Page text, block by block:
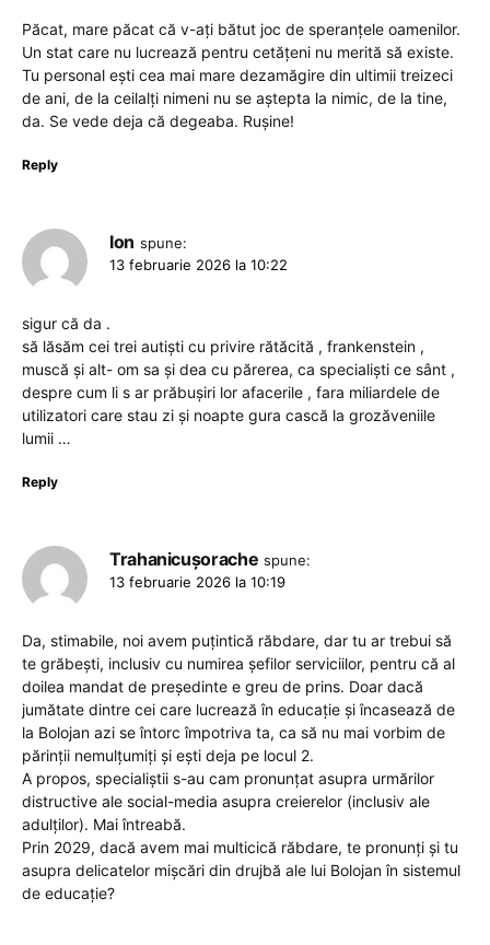
Păcat, mare păcat că v-ați bătut joc de speranțele oamenilor.
Un stat care nu lucrează pentru cetățeni nu merită să existe.
Tu personal ești cea mai mare dezamăgire din ultimii treizeci
de ani, de la ceilalți nimeni nu se aștepta la nimic, de la tine,
da. Se vede deja că degeaba. Rușine!
Reply
Ion spune:
13 februarie 2026 la 10:22
sigur că da .
să lăsăm cei trei autiști cu privire rătăcită , frankenstein ,
muscă și alt- om sa și dea cu părerea, ca specialiști ce sânt ,
despre cum li s ar prăbușiri lor afacerile , fara miliardele de
utilizatori care stau zi și noapte gura cască la grozăveniile
lumii …
Reply
Trahanicușorache spune:
13 februarie 2026 la 10:19
Da, stimabile, noi avem puțintică răbdare, dar tu ar trebui să
te grăbești, inclusiv cu numirea șefilor serviciilor, pentru că al
doilea mandat de președinte e greu de prins. Doar dacă
jumătate dintre cei care lucrează în educație și încasează de
la Bolojan azi se întorc împotriva ta, ca să nu mai vorbim de
părinții nemulțumiți și ești deja pe locul 2.
A propos, specialiștii s-au cam pronunțat asupra urmărilor
distructive ale social-media asupra creierelor (inclusiv ale
adulților). Mai întreabă.
Prin 2029, dacă avem mai multicică răbdare, te pronunți și tu
asupra delicatelor mișcări din drujbă ale lui Bolojan în sistemul
de educație?